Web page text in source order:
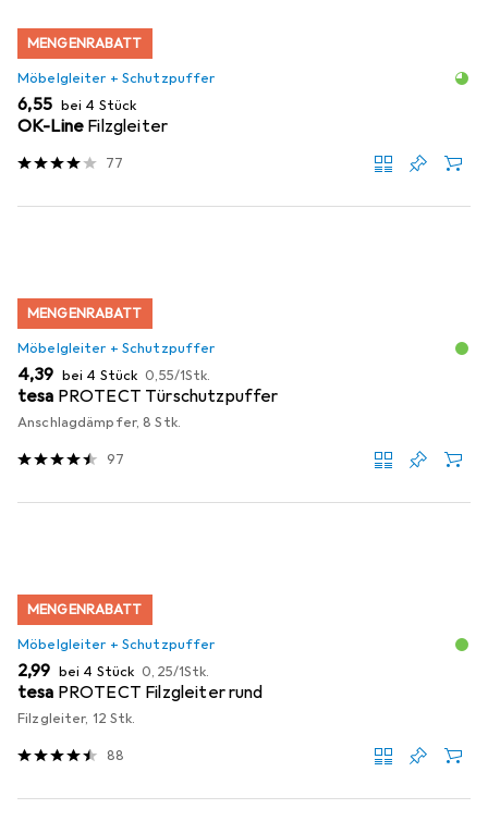
MENGENRABATT
Möbelgleiter + Schutzpuffer
EUR
6,55 bei 4 Stück
OK-Line Filzgleiter
77
MENGENRABATT
Möbelgleiter + Schutzpuffer
EUR
4,39 bei 4 Stück EUR
0,55/1Stk.
tesa PROTECT Türschutzpuffer
Anschlagdämpfer, 8 Stk.
97
MENGENRABATT
Möbelgleiter + Schutzpuffer
EUR
2,99 bei 4 Stück EUR
0,25/1Stk.
tesa PROTECT Filzgleiter rund
Filzgleiter, 12 Stk.
88